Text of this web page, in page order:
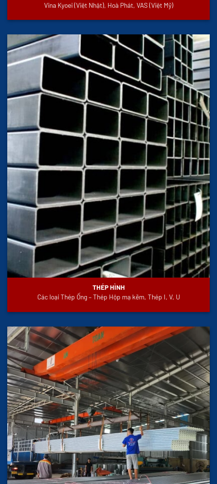
Vina Kyoei (Việt Nhật), Hoà Phát, VAS (Việt Mỹ)
THÉP HÌNH
Các loại Thép Ống – Thép Hộp mạ kẽm, Thép I, V, U